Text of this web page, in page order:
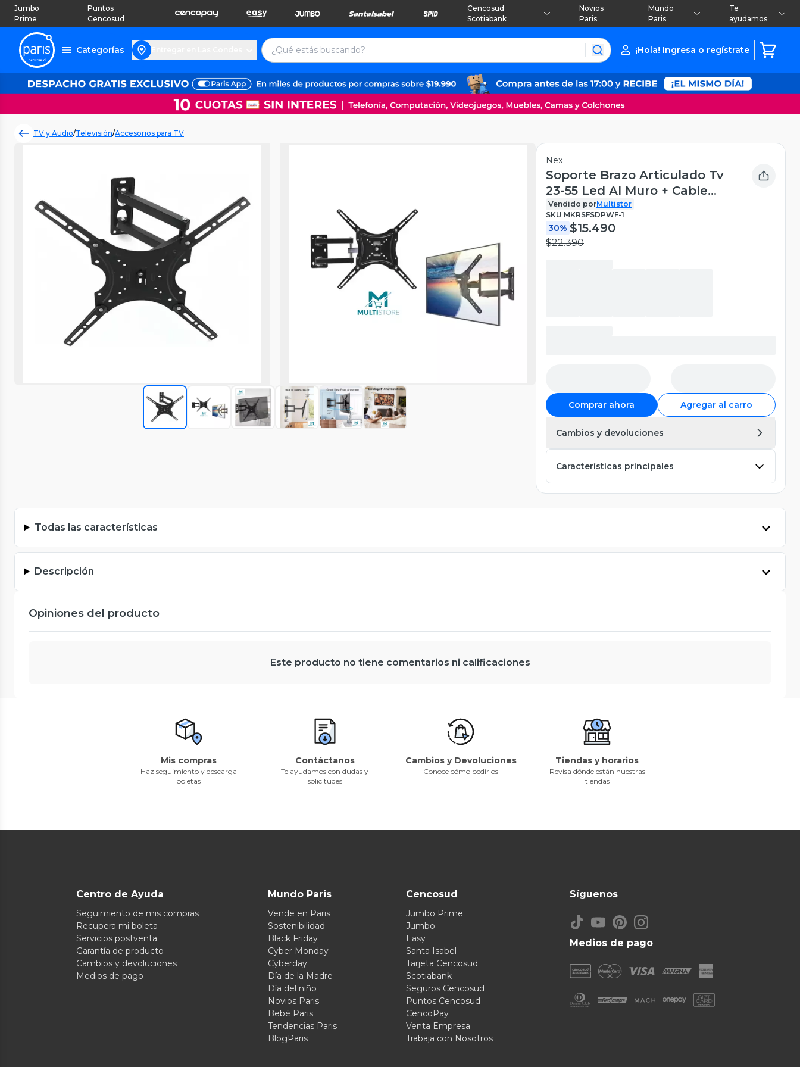
Jumbo
Prime
Puntos
Cencosud
Cencosud
Scotiabank
Novios
Paris
Mundo
Paris
Te
ayudamos
Categorías ¡Hola! Ingresa o regístrate
TV y Audio/Televisión/Accesorios para TV
Nex
Soporte Brazo Articulado Tv
23-55 Led Al Muro + Cable
Hdmi Negro
Vendido porMultistor
SKU MKRSFSDPWF-1
30% $15.490
$22.390
Comprar ahora Agregar al carro
Cambios y devoluciones
Características principales
Todas las características
Descripción
Opiniones del producto
Este producto no tiene comentarios ni calificaciones
Mis compras
Haz seguimiento y descarga
boletas
Contáctanos
Te ayudamos con dudas y
solicitudes
Cambios y Devoluciones
Conoce cómo pedirlos
Tiendas y horarios
Revisa dónde están nuestras
tiendas
Centro de Ayuda
Seguimiento de mis compras
Recupera mi boleta
Servicios postventa
Garantía de producto
Cambios y devoluciones
Medios de pago
Mundo Paris
Vende en Paris
Sostenibilidad
Black Friday
Cyber Monday
Cyberday
Día de la Madre
Día del niño
Novios Paris
Bebé Paris
Tendencias Paris
BlogParis
Cencosud
Jumbo Prime
Jumbo
Easy
Santa Isabel
Tarjeta Cencosud
Scotiabank
Seguros Cencosud
Puntos Cencosud
CencoPay
Venta Empresa
Trabaja con Nosotros
Medios de pago
Síguenos